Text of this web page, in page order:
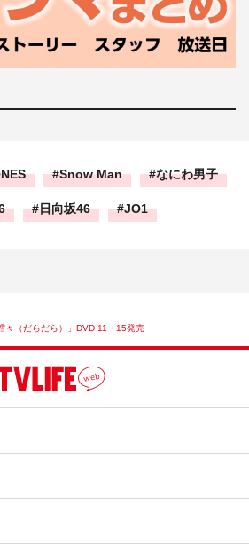
Snow Man なにわ男子
日向坂46 JO1
々（だらだら）」DVD 11・15発売